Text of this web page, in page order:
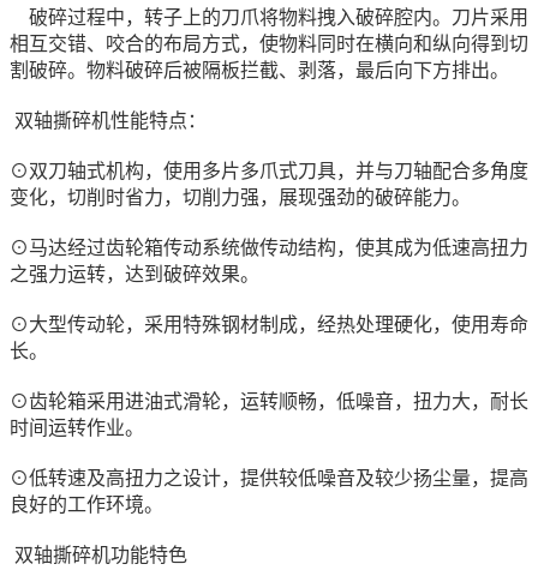
破碎过程中，转子上的刀爪将物料拽入破碎腔内。刀片采用
相互交错、咬合的布局方式，使物料同时在横向和纵向得到切
割破碎。物料破碎后被隔板拦截、剥落，最后向下方排出。
双轴撕碎机性能特点：
⊙双刀轴式机构，使用多片多爪式刀具，并与刀轴配合多角度
变化，切削时省力，切削力强，展现强劲的破碎能力。
⊙马达经过齿轮箱传动系统做传动结构，使其成为低速高扭力
之强力运转，达到破碎效果。
⊙大型传动轮，采用特殊钢材制成，经热处理硬化，使用寿命
长。
⊙齿轮箱采用进油式滑轮，运转顺畅，低噪音，扭力大，耐长
时间运转作业。
⊙低转速及高扭力之设计，提供较低噪音及较少扬尘量，提高
良好的工作环境。
双轴撕碎机功能特色